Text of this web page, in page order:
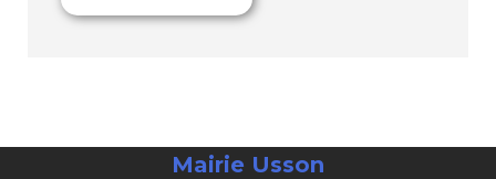
Mairie Usson